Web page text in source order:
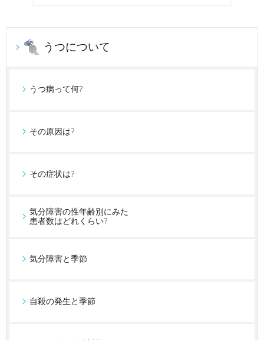
うつについて
うつ病って何?
その原因は?
その症状は?
気分障害の性年齢別にみた
患者数はどれくらい?
気分障害と季節
自殺の発生と季節